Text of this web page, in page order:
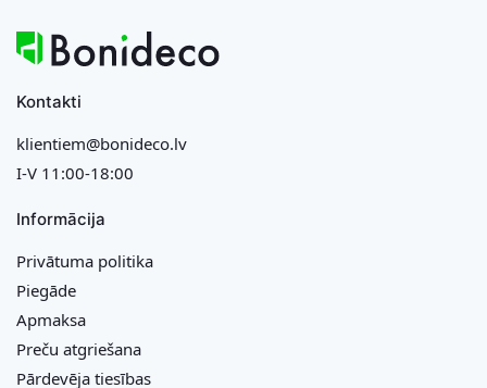
Kontakti
klientiem@bonideco.lv
I-V 11:00-18:00
Informācija
Privātuma politika
Piegāde
Apmaksa
Preču atgriešana
Pārdevēja tiesības